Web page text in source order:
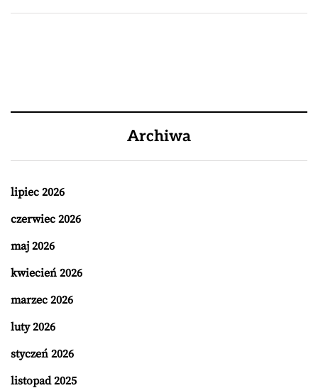
Archiwa
lipiec 2026
czerwiec 2026
maj 2026
kwiecień 2026
marzec 2026
luty 2026
styczeń 2026
listopad 2025